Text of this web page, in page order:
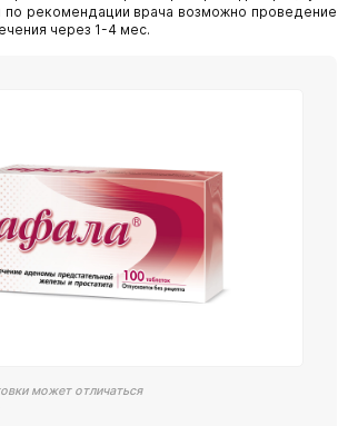
по рекомендации врача возможно проведение
через 1-4 мес.
может отличаться